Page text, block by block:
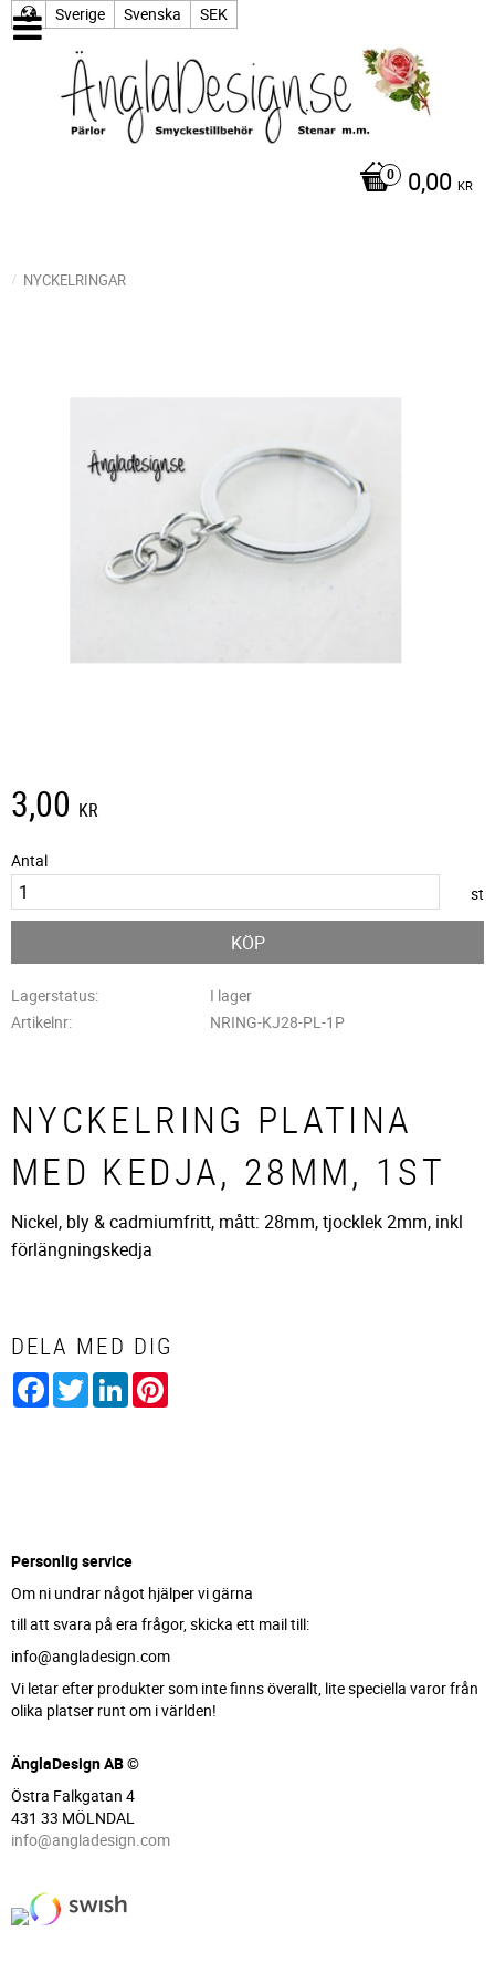
Sverige Svenska SEK
0,00 KR
NYCKELRINGAR
3,00 KR
Antal
st
KÖP
Lagerstatus
I lager
Artikelnr
NRING-KJ28-PL-1P
NYCKELRING PLATINA
MED KEDJA, 28MM, 1ST
Nickel, bly & cadmiumfritt, mått: 28mm, tjocklek 2mm, inkl
förlängningskedja
DELA MED DIG
Facebook
TwitterLinkedIn
Personlig service
Om ni undrar något hjälper vi gärna
till att svara på era frågor, skicka ett mail till:
info@angladesign.com
Vi letar efter produkter som inte finns överallt, lite speciella varor från
olika platser runt om i världen!
ÄnglaDesign AB ©
Östra Falkgatan 4
431 33 MÖLNDAL
info@angladesign.com